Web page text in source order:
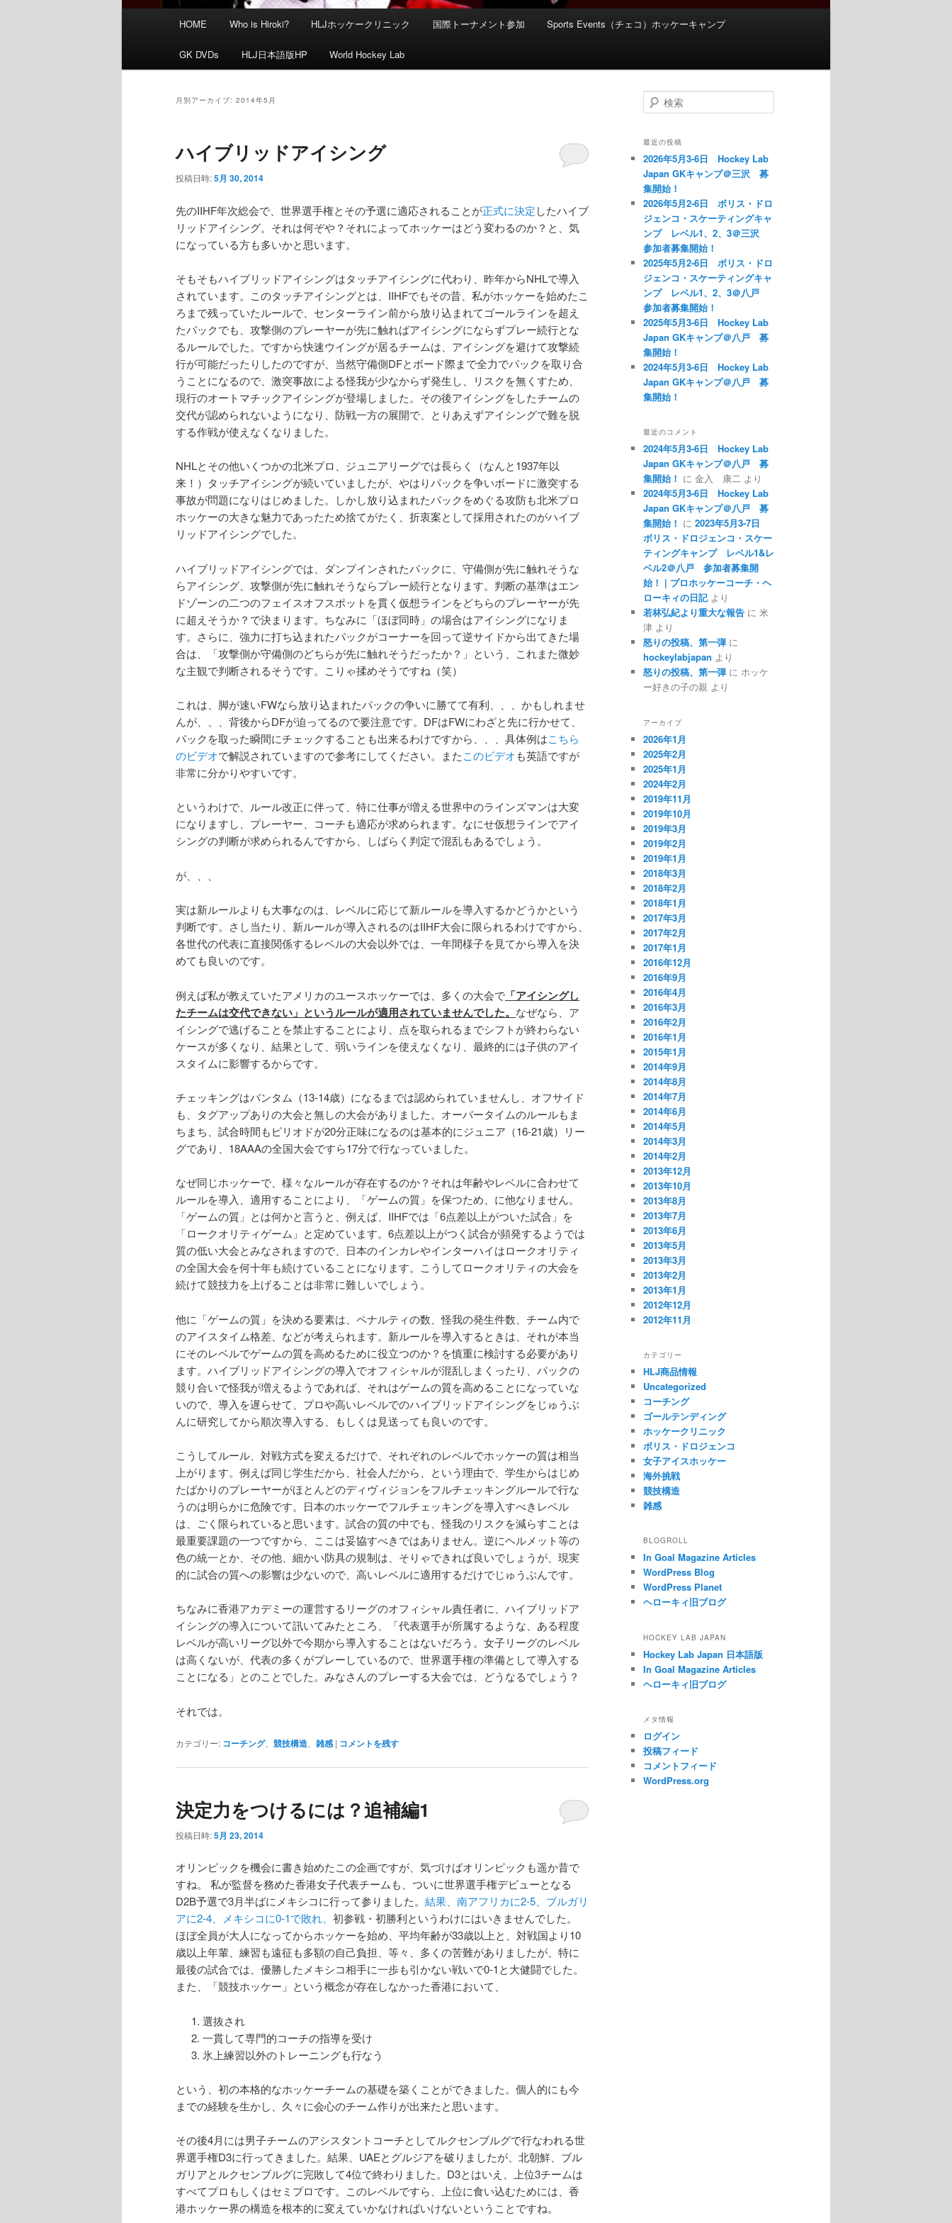
メ
HOME Who is Hiroki? HLJホッケークリニック 国際トーナメント参加 Sports Events（チェコ）ホッケーキャンプ
GK DVDs HLJ日本語版HP World Hockey Lab
月別アーカイブ: 2014年5月
ハイブリッドアイシング
投稿日時:5月 30, 2014
先のIIHF年次総会で、世界選手権とその予選に適応されることが正式に決定したハイブ
リッドアイシング。それは何ぞや？それによってホッケーはどう変わるのか？と、気
になっている方も多いかと思います。
そもそもハイブリッドアイシングはタッチアイシングに代わり、昨年からNHLで導入
されています。このタッチアイシングとは、IIHFでもその昔、私がホッケーを始めたこ
ろまで残っていたルールで、センターライン前から放り込まれてゴールラインを超え
たパックでも、攻撃側のプレーヤーが先に触ればアイシングにならずプレー続行とな
るルールでした。ですから快速ウイングが居るチームは、アイシングを避けて攻撃続
行が可能だったりしたのですが、当然守備側DFとボード際まで全力でパックを取り合
うことになるので、激突事故による怪我が少なからず発生し、リスクを無くすため、
現行のオートマチックアイシングが登場しました。その後アイシングをしたチームの
交代が認められないようになり、防戦一方の展開で、とりあえずアイシングで難を脱
する作戦が使えなくなりました。
NHLとその他いくつかの北米プロ、ジュニアリーグでは長らく（なんと1937年以
来！）タッチアイシングが続いていましたが、やはりパックを争いボードに激突する
事故が問題になりはじめました。しかし放り込まれたパックをめぐる攻防も北米プロ
ホッケーの大きな魅力であったため捨てがたく、折衷案として採用されたのがハイブ
リッドアイシングでした。
ハイブリッドアイシングでは、ダンプインされたパックに、守備側が先に触れそうな
らアイシング、攻撃側が先に触れそうならプレー続行となります。判断の基準はエン
ドゾーンの二つのフェイスオフスポットを貫く仮想ラインをどちらのプレーヤーが先
に超えそうか？で決まります。ちなみに「ほぼ同時」の場合はアイシングになりま
す。さらに、強力に打ち込まれたパックがコーナーを回って逆サイドから出てきた場
合は、「攻撃側か守備側のどちらが先に触れそうだったか？」という、これまた微妙
な主観で判断されるそうです。こりゃ揉めそうですね（笑）
これは、脚が速いFWなら放り込まれたパックの争いに勝てて有利、、、かもしれませ
んが、、、背後からDFが迫ってるので要注意です。DFはFWにわざと先に行かせて、
パックを取った瞬間にチェックすることも出来るわけですから、、、具体例はこちら
のビデオで解説されていますので参考にしてください。またこのビデオも英語ですが
非常に分かりやすいです。
というわけで、ルール改正に伴って、特に仕事が増える世界中のラインズマンは大変
になりますし、プレーヤー、コーチも適応が求められます。なにせ仮想ラインでアイ
シングの判断が求められるんですから、しばらく判定で混乱もあるでしょう。
が、、、
実は新ルールよりも大事なのは、レベルに応じて新ルールを導入するかどうかという
判断です。さし当たり、新ルールが導入されるのはIIHF大会に限られるわけですから、
各世代の代表に直接関係するレベルの大会以外では、一年間様子を見てから導入を決
めても良いのです。
例えば私が教えていたアメリカのユースホッケーでは、多くの大会で 「アイシングし
たチームは交代できない」というルールが適用されていませんでした。 なぜなら、ア
イシングで逃げることを禁止することにより、点を取られるまでシフトが終わらない
ケースが多くなり、結果として、弱いラインを使えなくなり、最終的には子供のアイ
スタイムに影響するからです。
チェッキングはバンタム（13-14歳）になるまでは認められていませんし、オフサイド
も、タグアップありの大会と無しの大会がありました。オーバータイムのルールもま
ちまち、試合時間もピリオドが20分正味になるのは基本的にジュニア（16-21歳）リー
グであり、18AAAの全国大会ですら17分で行なっていました。
なぜ同じホッケーで、様々なルールが存在するのか？それは年齢やレベルに合わせて
ルールを導入、適用することにより、「ゲームの質」を保つため、に他なりません。
「ゲームの質」とは何かと言うと、例えば、IIHFでは「6点差以上がついた試合」を
「ロークオリティゲーム」と定めています。6点差以上がつく試合が頻発するようでは
質の低い大会とみなされますので、日本のインカレやインターハイはロークオリティ
の全国大会を何十年も続けていることになります。こうしてロークオリティの大会を
続けて競技力を上げることは非常に難しいでしょう。
他に「ゲームの質」を決める要素は、ペナルティの数、怪我の発生件数、チーム内で
のアイスタイム格差、などが考えられます。新ルールを導入するときは、それが本当
にそのレベルでゲームの質を高めるために役立つのか？を慎重に検討する必要があり
ます。ハイブリッドアイシングの導入でオフィシャルが混乱しまくったり、パックの
競り合いで怪我が増えるようであれば、それはゲームの質を高めることになっていな
いので、導入を遅らせて、プロや高いレベルでのハイブリッドアイシングをじゅうぶ
んに研究してから順次導入する、もしくは見送っても良いのです。
こうしてルール、対戦方式を変えるだけで、それぞれのレベルでホッケーの質は相当
上がります。例えば同じ学生だから、社会人だから、という理由で、学生からはじめ
たばかりのプレーヤーがほとんどのディヴィジョンをフルチェッキングルールで行な
うのは明らかに危険です。日本のホッケーでフルチェッキングを導入すべきレベル
は、ごく限られていると思います。試合の質の中でも、怪我のリスクを減らすことは
最重要課題の一つですから、ここは妥協すべきではありません。逆にヘルメット等の
色の統一とか、その他、細かい防具の規制は、そりゃできれば良いでしょうが、現実
的に試合の質への影響は少ないので、高いレベルに適用するだけでじゅうぶんです。
ちなみに香港アカデミーの運営するリーグのオフィシャル責任者に、ハイブリッドア
イシングの導入について訊いてみたところ、「代表選手が所属するような、ある程度
レベルが高いリーグ以外で今期から導入することはないだろう。女子リーグのレベル
は高くないが、代表の多くがプレーしているので、世界選手権の準備として導入する
ことになる」とのことでした。みなさんのプレーする大会では、どうなるでしょう？
それでは。
カテゴリー: コーチング、 競技構造 雑感 | コメントを残す
決定力をつけるには？追補編1
投稿日時:5月 23, 2014
オリンピックを機会に書き始めたこの企画ですが、気づけばオリンピックも遥か昔で
すね。 私が監督を務めた香港女子代表チームも、ついに世界選手権デビューとなる
D2B予選で3月半ばにメキシコに行って参りました。 結果、南アフリカに2-5、ブルガリ
アに2-4、メキシコに0-1で敗れ、 初参戦・初勝利というわけにはいきませんでした。
ほぼ全員が大人になってからホッケーを始め、平均年齢が33歳以上と、対戦国より10
歳以上年輩、練習も遠征も多額の自己負担、等々、多くの苦難がありましたが、特に
最後の試合では、優勝したメキシコ相手に一歩も引かない戦いで0-1と大健闘でした。
また、「競技ホッケー」という概念が存在しなかった香港において、
選抜され
一貫して専門的コーチの指導を受け
氷上練習以外のトレーニングも行なう
という、初の本格的なホッケーチームの基礎を築くことができました。個人的にも今
までの経験を生かし、久々に会心のチーム作りが出来たと思います。
その後4月には男子チームのアシスタントコーチとしてルクセンブルグで行なわれる世
界選手権D3に行ってきました。結果、UAEとグルジアを破りましたが、北朝鮮、ブル
ガリアとルクセンブルグに完敗して4位で終わりました。D3とはいえ、上位3チームは
すべてプロもしくはセミプロです。このレベルですら、上位に食い込むためには、香
港ホッケー界の構造を根本的に変えていかなければいけないということですね。
検
索
最近の投稿
2026年5月3-6日 Hockey Lab
Japan GKキャンプ＠三沢 募
集開始！
2026年5月2-6日 ボリス・ドロ
ジェンコ・スケーティングキャ
ンプ レベル1、2、3＠三沢
参加者募集開始！
2025年5月2-6日 ボリス・ドロ
ジェンコ・スケーティングキャ
ンプ レベル1、2、3＠八戸
参加者募集開始！
2025年5月3-6日 Hockey Lab
Japan GKキャンプ＠八戸 募
集開始！
2024年5月3-6日 Hockey Lab
Japan GKキャンプ＠八戸 募
集開始！
最近のコメント
2024年5月3-6日 Hockey Lab
Japan GKキャンプ＠八戸 募
集開始！ に 金入 康二 より
2024年5月3-6日 Hockey Lab
Japan GKキャンプ＠八戸 募
集開始！ に 2023年5月3-7日
ボリス・ドロジェンコ・スケー
ティングキャンプ レベル1&レ
ベル2＠八戸 参加者募集開
始！ | プロホッケーコーチ・ヘ
ローキィの日記より
若林弘紀より重大な報告 に 米
津 より
怒りの投稿、第一弾 に
hockeylabjapan より
怒りの投稿、第一弾 に ホッケ
ー好きの子の親 より
アーカイブ
2026年1月
2025年2月
2025年1月
2024年2月
2019年11月
2019年10月
2019年3月
2019年2月
2019年1月
2018年3月
2018年2月
2018年1月
2017年3月
2017年2月
2017年1月
2016年12月
2016年9月
2016年4月
2016年3月
2016年2月
2016年1月
2015年1月
2014年9月
2014年8月
2014年7月
2014年6月
2014年5月
2014年3月
2014年2月
2013年12月
2013年10月
2013年8月
2013年7月
2013年6月
2013年5月
2013年3月
2013年2月
2013年1月
2012年12月
2012年11月
カテゴリー
HLJ商品情報
Uncategorized
コーチング
ゴールテンディング
ホッケークリニック
ボリス・ドロジェンコ
女子アイスホッケー
海外挑戦
競技構造
雑感
BLOGROLL
In Goal Magazine Articles
WordPress Blog
WordPress Planet
ヘローキィ旧ブログ
HOCKEY LAB JAPAN
Hockey Lab Japan 日本語版
In Goal Magazine Articles
ヘローキィ旧ブログ
メタ情報
ログイン
投稿フィード
コメントフィード
WordPress.org